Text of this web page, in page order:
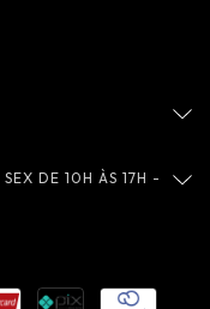
DE 10H ÀS 17H -